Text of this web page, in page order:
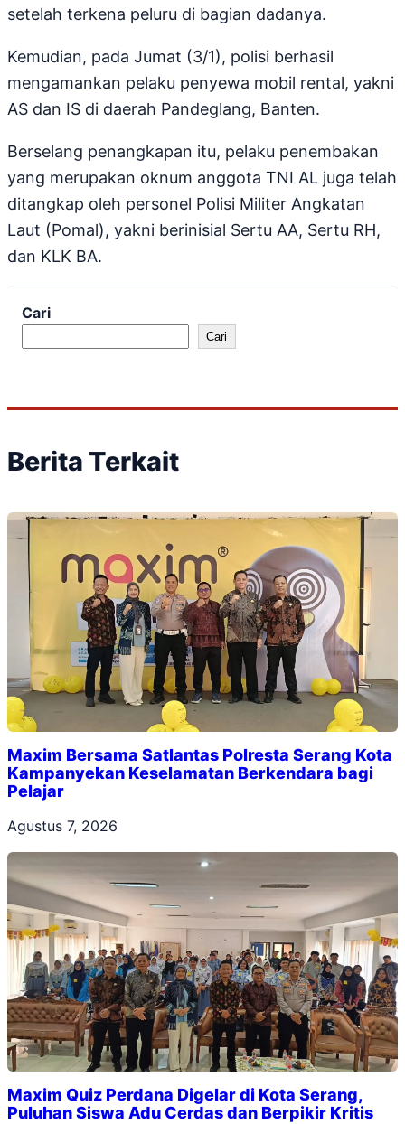
setelah terkena peluru di bagian dadanya.
Kemudian, pada Jumat (3/1), polisi berhasil
mengamankan pelaku penyewa mobil rental, yakni
AS dan IS di daerah Pandeglang, Banten.
Berselang penangkapan itu, pelaku penembakan
yang merupakan oknum anggota TNI AL juga telah
ditangkap oleh personel Polisi Militer Angkatan
Laut (Pomal), yakni berinisial Sertu AA, Sertu RH,
dan KLK BA.
Cari
Cari
Berita Terkait
Maxim Bersama Satlantas Polresta Serang Kota
Kampanyekan Keselamatan Berkendara bagi
Pelajar
Agustus 7, 2026
Maxim Quiz Perdana Digelar di Kota Serang,
Puluhan Siswa Adu Cerdas dan Berpikir Kritis